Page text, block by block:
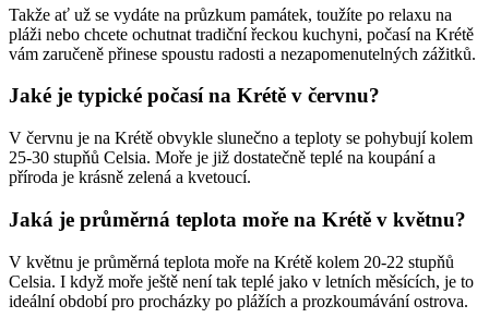
Takže ať už se vydáte na průzkum památek, toužíte po relaxu na
pláži nebo chcete ochutnat tradiční řeckou kuchyni, počasí na Krétě
vám zaručeně přinese spoustu radosti a nezapomenutelných zážitků.
Jaké je typické počasí na Krétě v červnu?
V červnu je na Krétě obvykle slunečno a teploty se pohybují kolem
25-30 stupňů Celsia. Moře je již dostatečně teplé na koupání a
příroda je krásně zelená a kvetoucí.
Jaká je průměrná teplota moře na Krétě v květnu?
V květnu je průměrná teplota moře na Krétě kolem 20-22 stupňů
Celsia. I když moře ještě není tak teplé jako v letních měsících, je to
ideální období pro procházky po plážích a prozkoumávání ostrova.